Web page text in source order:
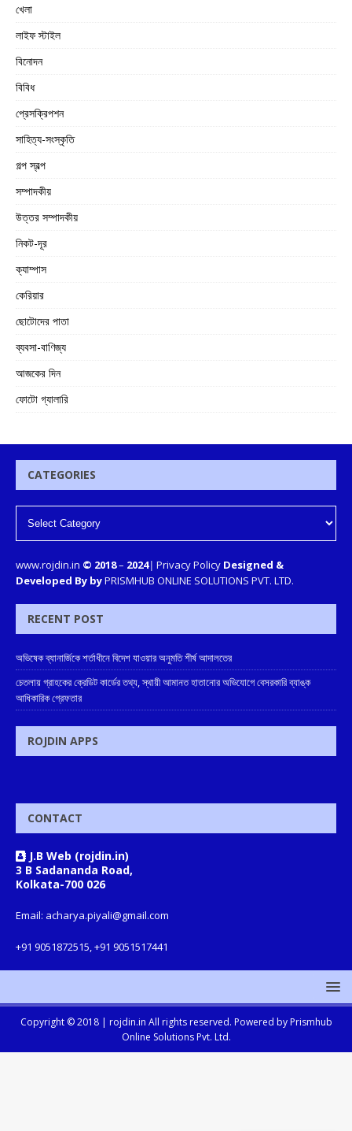
খেলা
লাইফ স্টাইল
বিনোদন
বিবিধ
প্রেসক্রিপশন
সাহিত্য-সংস্কৃতি
গল্প স্বল্প
সম্পাদকীয়
উত্তর সম্পাদকীয়
নিকট-দূর
ক্যাম্পাস
কেরিয়ার
ছোটোদের পাতা
ব্যবসা-বাণিজ্য
আজকের দিন
ফোটো গ্যালারি
CATEGORIES
www.rojdin.in © 2018– 2024| Privacy Policy Designed &
Developed By byPRISMHUB ONLINE SOLUTIONS PVT. LTD.
RECENT POST
অভিষেক ব্যানার্জিকে শর্তাধীনে বিদেশ যাওয়ার অনুমতি শীর্ষ আদালতের
চেতলায় গ্রাহকের ক্রেডিট কার্ডের তথ্য, স্থায়ী আমানত হাতানোর অভিযোগে বেসরকারি ব্যাঙ্ক
আধিকারিক গ্রেফতার
ROJDIN APPS
CONTACT
J.B Web (rojdin.in)
3 B Sadananda Road,
Kolkata-700 026
Email: acharya.piyali@gmail.com
+91 9051872515, +91 9051517441
Copyright © 2018 | rojdin.in All rights reserved. Powered by Prismhub
Online Solutions Pvt. Ltd.